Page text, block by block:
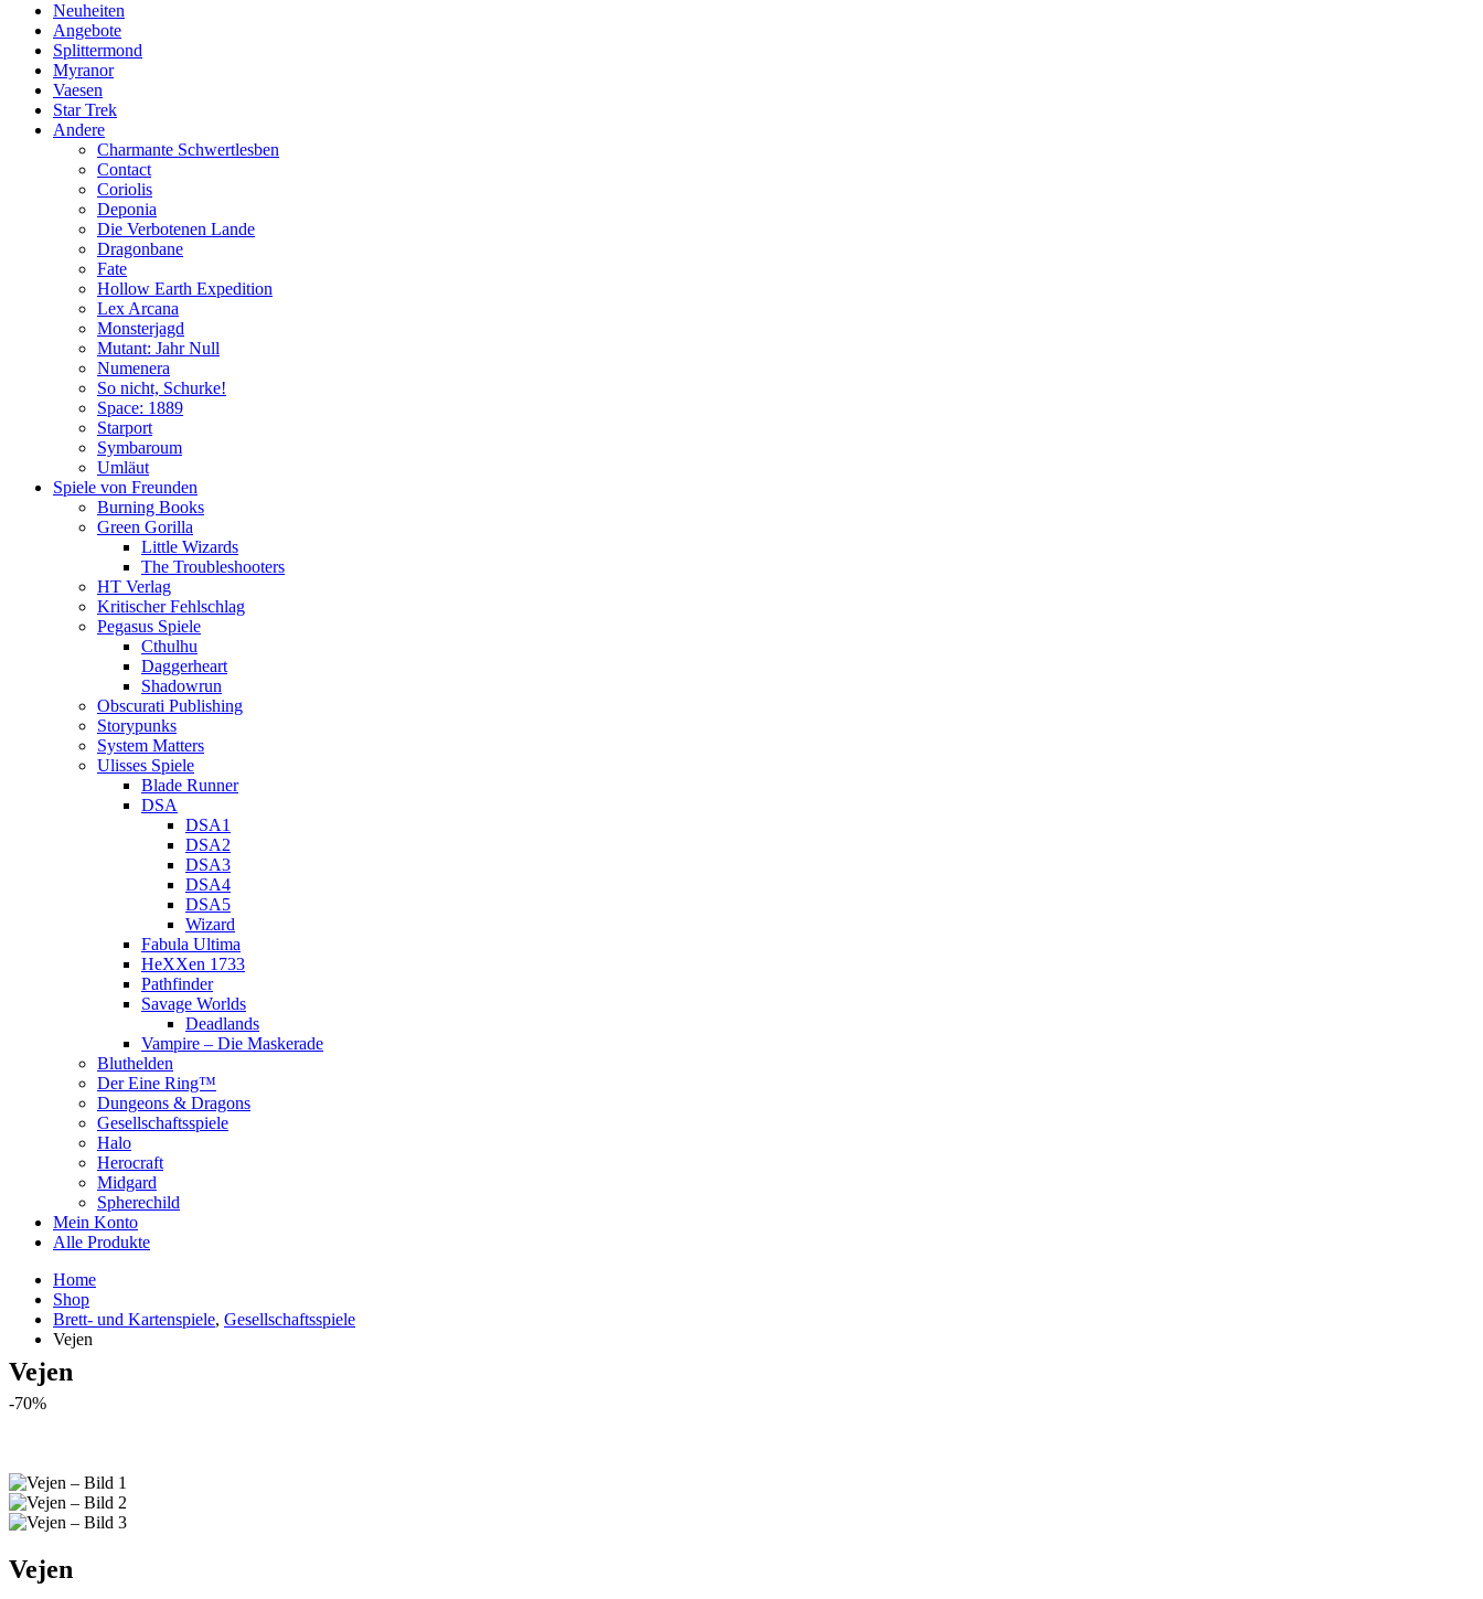
Neuheiten
Angebote
Splittermond
Myranor
Vaesen
Star Trek
Andere
Charmante Schwertlesben
Contact
Coriolis
Deponia
Die Verbotenen Lande
Dragonbane
Fate
Hollow Earth Expedition
Lex Arcana
Monsterjagd
Mutant: Jahr Null
Numenera
So nicht, Schurke!
Space: 1889
Starport
Symbaroum
Umläut
Spiele von Freunden
Burning Books
Green Gorilla
Little Wizards
The Troubleshooters
HT Verlag
Kritischer Fehlschlag
Pegasus Spiele
Cthulhu
Daggerheart
Shadowrun
Obscurati Publishing
Storypunks
System Matters
Ulisses Spiele
Blade Runner
DSA
DSA1
DSA2
DSA3
DSA4
DSA5
Wizard
Fabula Ultima
HeXXen 1733
Pathfinder
Savage Worlds
Deadlands
Vampire – Die Maskerade
Bluthelden
Der Eine Ring™
Dungeons & Dragons
Gesellschaftsspiele
Halo
Herocraft
Midgard
Spherechild
Mein Konto
Alle Produkte
Home
Shop
Brett- und Kartenspiele, Gesellschaftsspiele
Vejen
Vejen
-70%
Vejen